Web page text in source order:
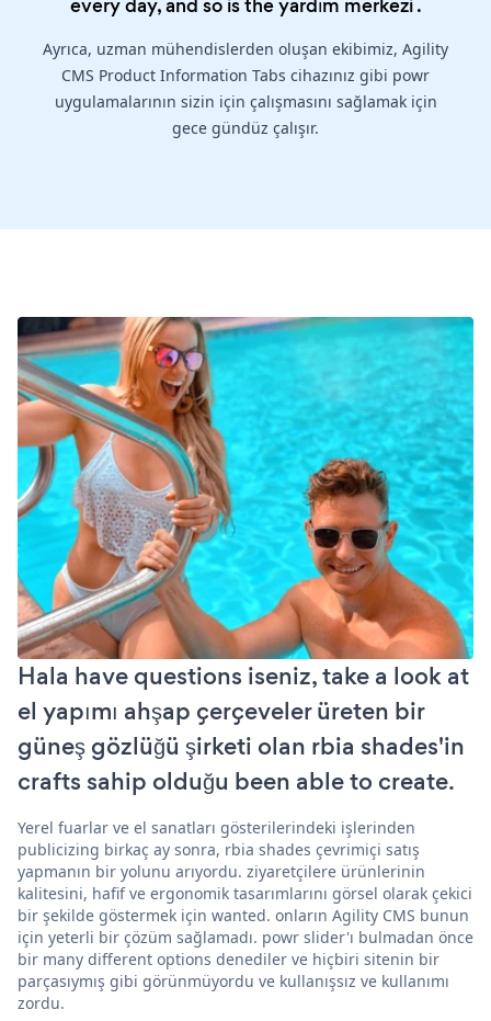
every day, and so is theyardım merkezi.
Ayrıca, uzman mühendislerden oluşan ekibimiz, Agility
CMS Product Information Tabs cihazınız gibi powr
uygulamalarının sizin için çalışmasını sağlamak için
gece gündüz çalışır.
Hala have questions iseniz, take a look at
el yapımı ahşap çerçeveler üreten bir
güneş gözlüğü şirketi olan rbia shades'in
crafts sahip olduğu been able to create.
Yerel fuarlar ve el sanatları gösterilerindeki işlerinden
publicizing birkaç ay sonra, rbia shades çevrimiçi satış
yapmanın bir yolunu arıyordu. ziyaretçilere ürünlerinin
kalitesini, hafif ve ergonomik tasarımlarını görsel olarak çekici
bir şekilde göstermek için wanted. onların Agility CMS bunun
için yeterli bir çözüm sağlamadı. powr slider'ı bulmadan önce
bir many different options denediler ve hiçbiri sitenin bir
parçasıymış gibi görünmüyordu ve kullanışsız ve kullanımı
zordu.